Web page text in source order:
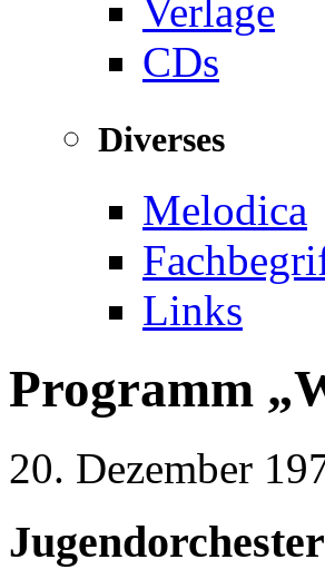
Verlage
CDs
Diverses
Melodica
Links
Programm
20. Dezember